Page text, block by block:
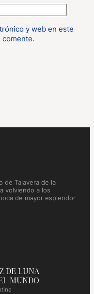
y web en este
comente.
de Talavera de la
volviendo a los
de mayor esplendor
DE LUNA
MUNDO